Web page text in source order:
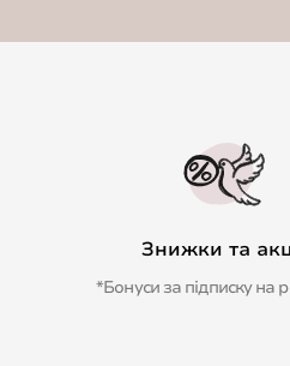
Знижки та
*Бонуси за підписку на